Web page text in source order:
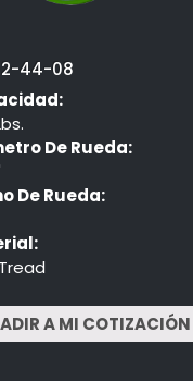
44-08
De Rueda:
De Rueda: